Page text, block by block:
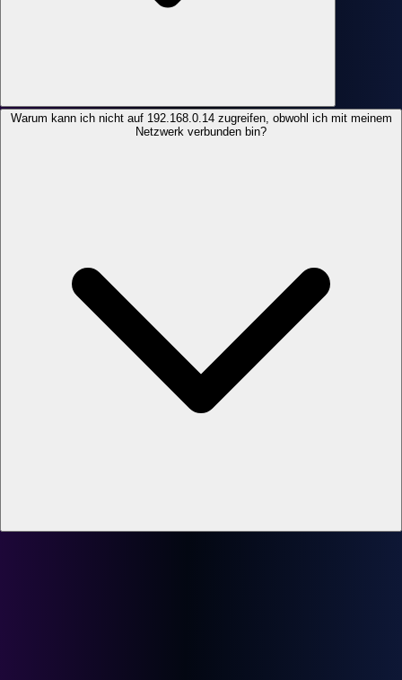
Warum kann ich nicht auf 192.168.0.14 zugreifen, obwohl ich mit meinem
Netzwerk verbunden bin?